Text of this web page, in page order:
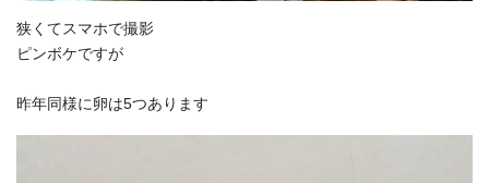
狭くてスマホで撮影
ピンボケですが
昨年同様に卵は5つあります